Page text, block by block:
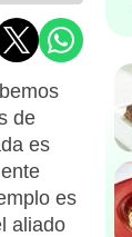
de
es
es
aliado